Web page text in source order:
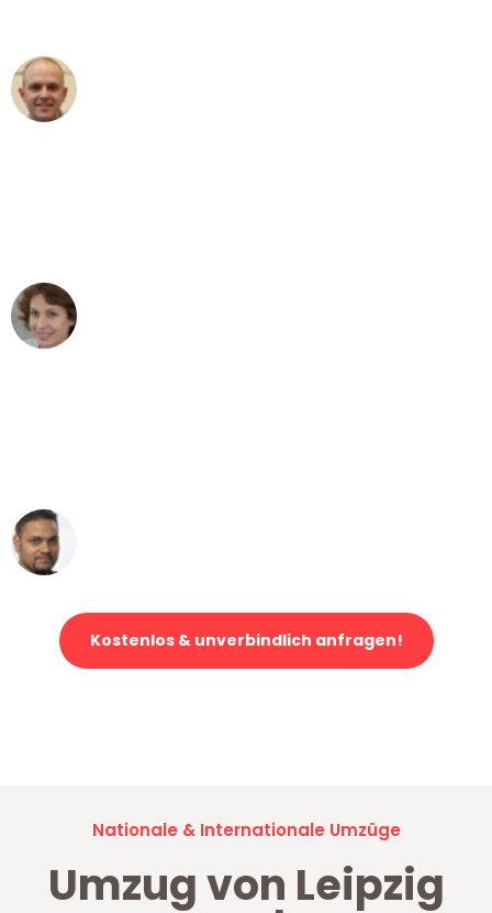
Kostenlos & unverbindlich anfragen!
Nationale & Internationale Umzüge
Umzug von Leipzig